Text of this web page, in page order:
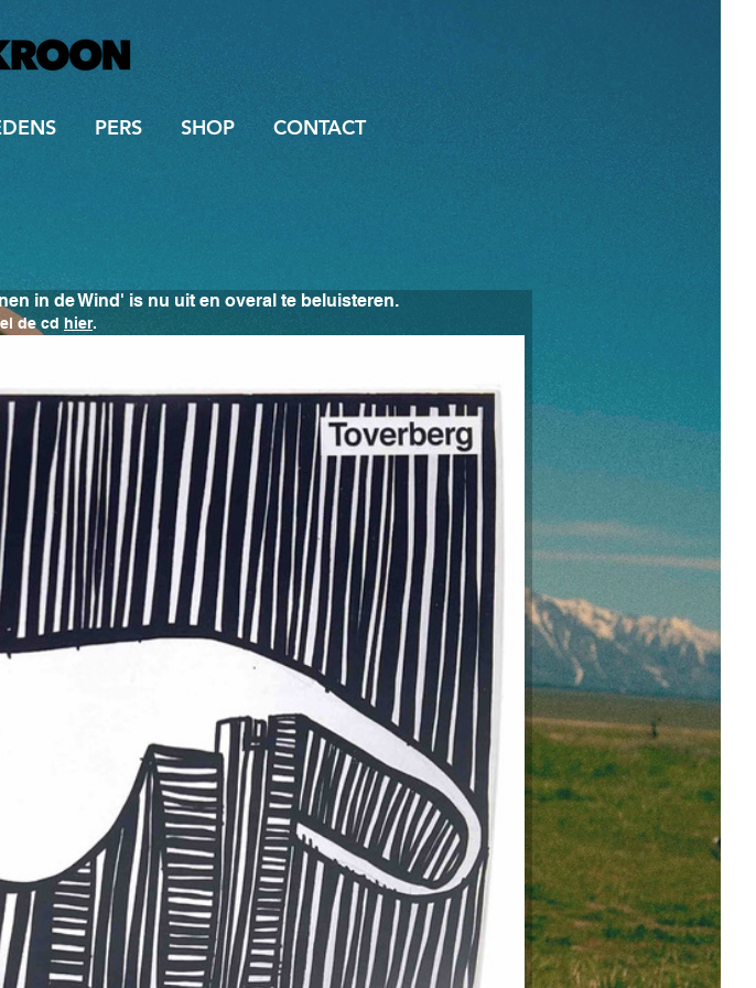
PERS SHOP CONTACT
in de Wind' is nu uit en overal te beluisteren.
de cd hier.